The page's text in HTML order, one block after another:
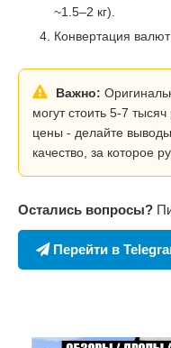
~1.5–2 кг).
Конвертация
Важно:
могут стоить 5-7
цены - делайте
качество, за которое
Остались вопросы?
Перейти в